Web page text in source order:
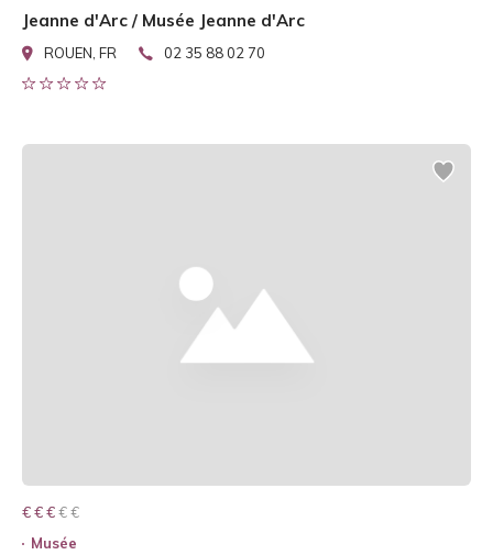
Jeanne d'Arc / Musée Jeanne d'Arc
ROUEN, FR 02 35 88 02 70
€ € € € €
€ € €
Musée